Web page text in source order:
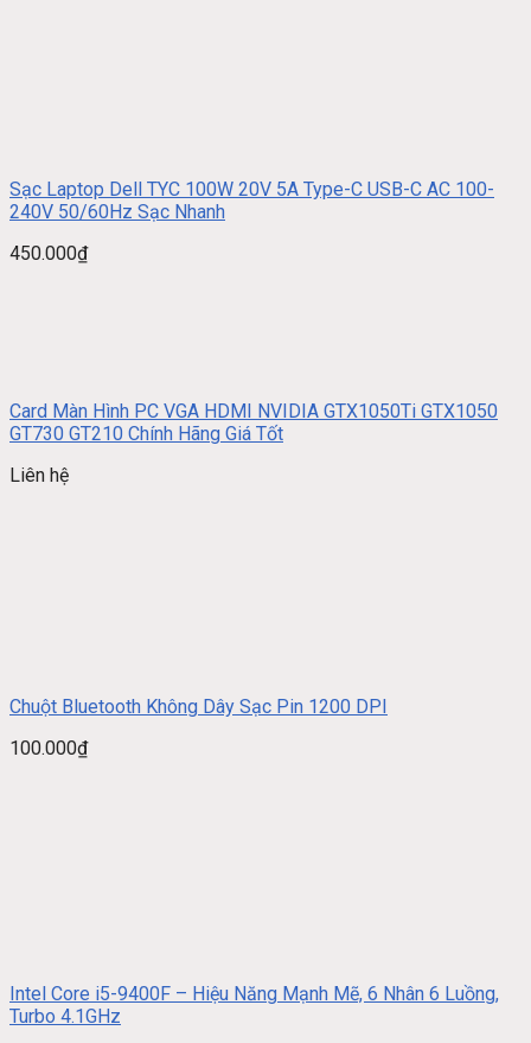
Sạc Laptop Dell TYC 100W 20V 5A Type-C USB-C AC 100-
240V 50/60Hz Sạc Nhanh
450.000₫
Card Màn Hình PC VGA HDMI NVIDIA GTX1050Ti GTX1050
GT730 GT210 Chính Hãng Giá Tốt
Liên hệ
Chuột Bluetooth Không Dây Sạc Pin 1200 DPI
100.000₫
Intel Core i5-9400F – Hiệu Năng Mạnh Mẽ, 6 Nhân 6 Luồng,
Turbo 4.1GHz